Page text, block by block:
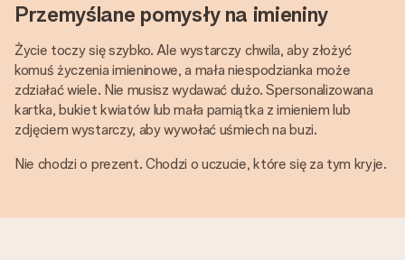
Przemyślane pomysły na imieniny
Życie toczy się szybko. Ale wystarczy chwila, aby złożyć
komuś życzenia imieninowe, a mała niespodzianka może
zdziałać wiele. Nie musisz wydawać dużo. Spersonalizowana
kartka, bukiet kwiatów lub mała pamiątka z imieniem lub
zdjęciem wystarczy, aby wywołać uśmiech na buzi.
Nie chodzi o prezent. Chodzi o uczucie, które się za tym kryje.